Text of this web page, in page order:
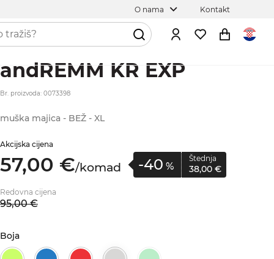
O nama Kontakt
andREMM KR EXP
Br. proizvoda: 0073398
muška majica - BEŽ - XL
Akcijska cijena
57,00 €/komad -40 %
Štednja
38,00 €
Redovna cijena
95,00 €
Boja